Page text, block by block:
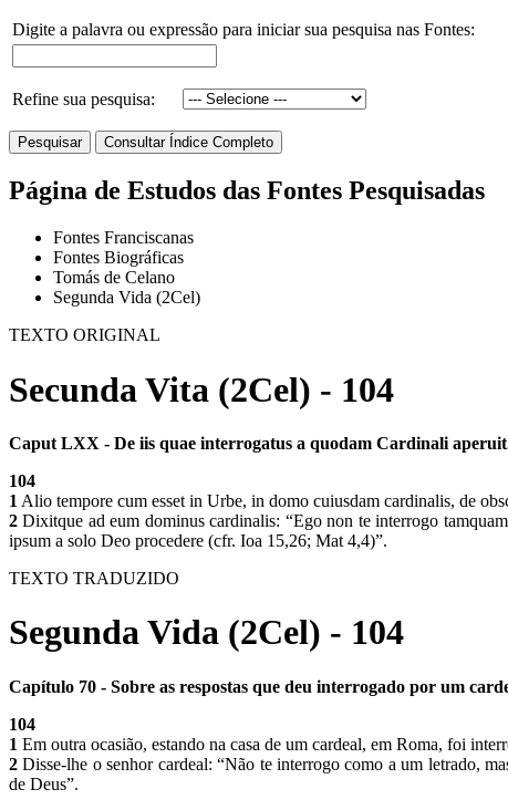
Digite a palavra ou expressão para iniciar sua pesquisa nas Fontes:
Refine sua pesquisa:
Página de Estudos das Fontes Pesquisadas
Fontes Franciscanas
Fontes Biográficas
Tomás de Celano
Segunda Vida (2Cel)
TEXTO ORIGINAL
Secunda Vita (2Cel) - 104
Caput LXX - De iis quae interrogatus a quodam Cardinali
104
1 Alio tempore cum esset in Urbe, in domo cuiusdam cardinalis, de
2 Dixitque ad eum dominus cardinalis: “Ego non te interrogo
ipsum a solo Deo procedere (cfr. Ioa 15,26; Mat 4,4)”.
TEXTO TRADUZIDO
Segunda Vida (2Cel) - 104
Capítulo 70 - Sobre as respostas que deu interrogado por um
104
1 Em outra ocasião, estando na casa de um cardeal, em Roma, foi
2 Disse-lhe o senhor cardeal: “Não te interrogo como a um letrado,
de Deus”.